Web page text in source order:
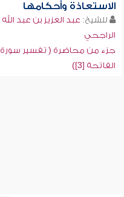
الاستعاذة وأحكامها
للشيخ: عبد العزيز بن عبد الله
الراجحي
جزء من محاضرة ( تفسير سورة
الفاتحة [3])